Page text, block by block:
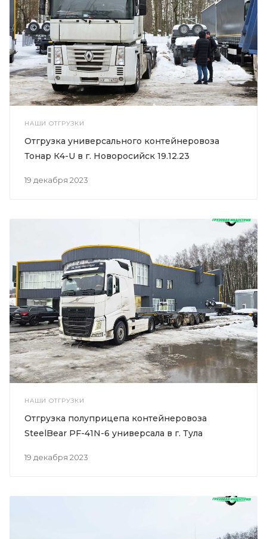
НАШИ ОТГРУЗКИ
19 декабря 2023
Отгрузка универсального контейнеровоза
Тонар К4-U в г. Новоросийск 19.12.23
НАШИ ОТГРУЗКИ
19 декабря 2023
Отгрузка полуприцепа контейнеровоза
SteelBear PF-41N-6 универсала в г. Тула